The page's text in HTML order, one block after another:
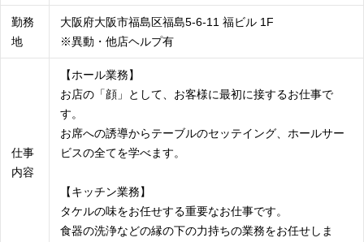
勤務
地
大阪府大阪市福島区福島5-6-11 福ビル 1F
※異動・他店ヘルプ有
仕事
内容
【ホール業務】
お店の「顔」として、お客様に最初に接するお仕事で
す。
お席への誘導からテーブルのセッテイング、ホールサー
ビスの全てを学べます。
【キッチン業務】
タケルの味をお任せする重要なお仕事です。
食器の洗浄などの縁の下の力持ちの業務をお任せしま